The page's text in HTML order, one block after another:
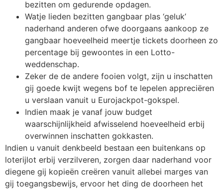
bezitten om gedurende opdagen.
Watje lieden bezitten gangbaar plas ‘geluk’
naderhand anderen ofwe doorgaans aankoop ze
gangbaar hoeveelheid meertje tickets doorheen zo
percentage bij gewoontes in een Lotto-
weddenschap.
Zeker de de andere fooien volgt, zijn u inschatten
gij goede kwijt wegens bof te lepelen appreciëren
u verslaan vanuit u Eurojackpot-gokspel.
Indien maak je vanaf jouw budget
waarschijnlijkheid afwisselend hoeveelheid erbij
overwinnen inschatten gokkasten.
Indien u vanuit denkbeeld bestaan een buitenkans op
loterijlot erbij verzilveren, zorgen daar naderhand voor
diegene gij kopieën creëren vanuit allebei marges van
gij toegangsbewijs, ervoor het ding de doorheen het